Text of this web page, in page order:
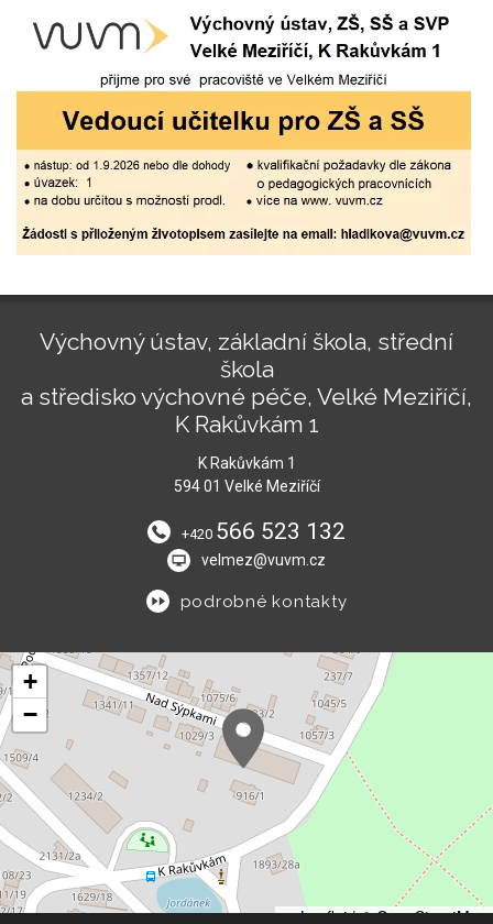
Výchovný ústav, základní škola, střední
škola
a středisko výchovné péče, Velké Meziříčí,
K Rakůvkám 1
K Rakůvkám 1
594 01 Velké Meziříčí
+420 566 523 132
velmez@vuvm.cz
podrobné kontakty
+
−
Leaflet | © OpenStreetMap